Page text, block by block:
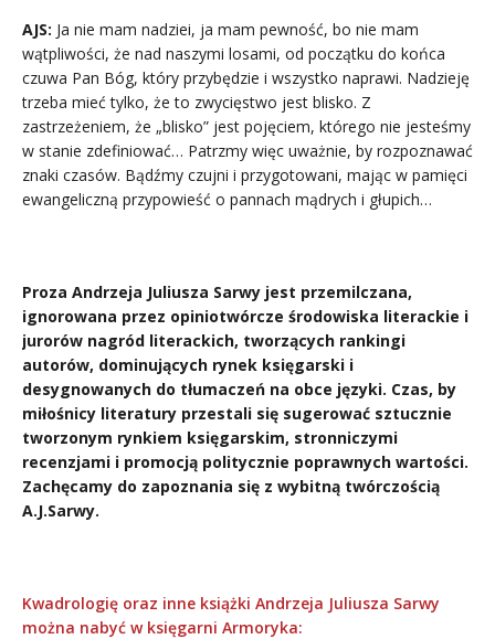
AJS: Ja nie mam nadziei, ja mam pewność, bo nie mam
wątpliwości, że nad naszymi losami, od początku do końca
czuwa Pan Bóg, który przybędzie i wszystko naprawi. Nadzieję
trzeba mieć tylko, że to zwycięstwo jest blisko. Z
zastrzeżeniem, że „blisko” jest pojęciem, którego nie jesteśmy
w stanie zdefiniować… Patrzmy więc uważnie, by rozpoznawać
znaki czasów. Bądźmy czujni i przygotowani, mając w pamięci
ewangeliczną przypowieść o pannach mądrych i głupich…
Proza Andrzeja Juliusza Sarwy jest przemilczana,
ignorowana przez opiniotwórcze środowiska literackie i
jurorów nagród literackich, tworzących rankingi
autorów, dominujących rynek księgarski i
desygnowanych do tłumaczeń na obce języki. Czas, by
miłośnicy literatury przestali się sugerować sztucznie
tworzonym rynkiem księgarskim, stronniczymi
recenzjami i promocją politycznie poprawnych wartości.
Zachęcamy do zapoznania się z wybitną twórczością
A.J.Sarwy.
Kwadrologię oraz inne książki Andrzeja Juliusza Sarwy
można nabyć w księgarni Armoryka: